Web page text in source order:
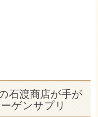
石渡商店が手が
ゲンサプリ